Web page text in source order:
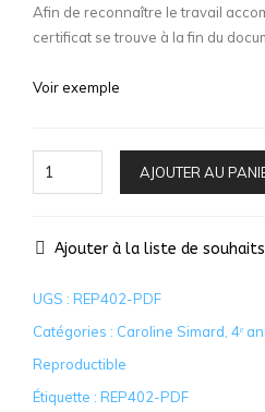
Afin de reconnaître le travail
certificat se trouve à la fin du
Voir exemple
AJOUTER AU
Ajouter à la liste de souhaits
UGS : REP402-PDF
Catégories : Caroline Simard 4ᵉ
Reproductible
Étiquette : REP402-PDF